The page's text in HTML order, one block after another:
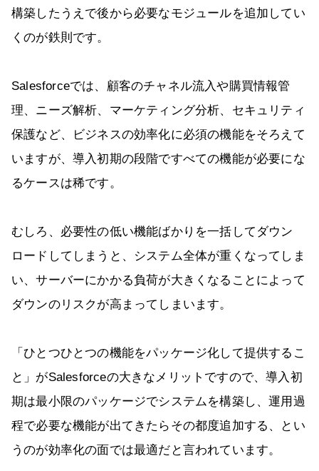
構築したうえで後から必要なモジュールを追加してい
くのが鉄則です。
Salesforceでは、顧客のチャネル流入や購買情報管
理、ニーズ解析、マーケティング分析、セキュリティ
保護など、ビジネスの効率化に必須の機能をそろえて
いますが、導入初期の段階ですべての機能が必要にな
るケースは稀です。
むしろ、必要性の低い機能ばかりを一括してダウン
ロードしてしまうと、システム全体が重くなってしま
い、サーバーにかかる負荷が大きくなることによって
ダウンのリスクが高まってしまいます。
「ひとつひとつの機能をパッケージ化して提供するこ
と」がSalesforceの大きなメリットですので、導入初
期は最小限のパッケージでシステムを構築し、運用過
程で必要な機能が出てきたらその都度追加する、とい
うのが効率化の面では最適だと言われています。